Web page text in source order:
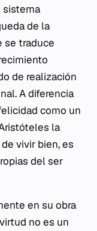
sistema
de la
se traduce
de realización
A diferencia
como un
la
vivir bien, es
del ser
en su obra
no es un